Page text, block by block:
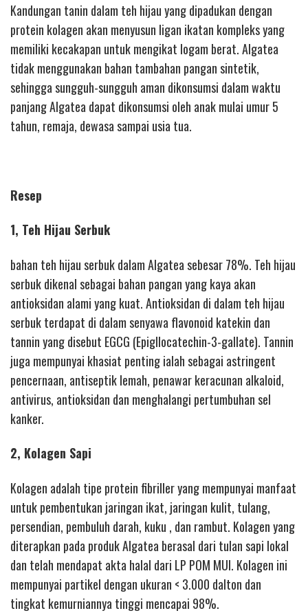
Kandungan tanin dalam teh hijau yang dipadukan dengan
protein kolagen akan menyusun ligan ikatan kompleks yang
memiliki kecakapan untuk mengikat logam berat. Algatea
tidak menggunakan bahan tambahan pangan sintetik,
sehingga sungguh-sungguh aman dikonsumsi dalam waktu
panjang Algatea dapat dikonsumsi oleh anak mulai umur 5
tahun, remaja, dewasa sampai usia tua.
Resep
1, Teh Hijau Serbuk
bahan teh hijau serbuk dalam Algatea sebesar 78%. Teh hijau
serbuk dikenal sebagai bahan pangan yang kaya akan
antioksidan alami yang kuat. Antioksidan di dalam teh hijau
serbuk terdapat di dalam senyawa flavonoid katekin dan
tannin yang disebut EGCG (Epigllocatechin-3-gallate). Tannin
juga mempunyai khasiat penting ialah sebagai astringent
pencernaan, antiseptik lemah, penawar keracunan alkaloid,
antivirus, antioksidan dan menghalangi pertumbuhan sel
kanker.
2, Kolagen Sapi
Kolagen adalah tipe protein fibriller yang mempunyai manfaat
untuk pembentukan jaringan ikat, jaringan kulit, tulang,
persendian, pembuluh darah, kuku , dan rambut. Kolagen yang
diterapkan pada produk Algatea berasal dari tulan sapi lokal
dan telah mendapat akta halal dari LP POM MUI. Kolagen ini
mempunyai partikel dengan ukuran < 3.000 dalton dan
tingkat kemurniannya tinggi mencapai 98%.